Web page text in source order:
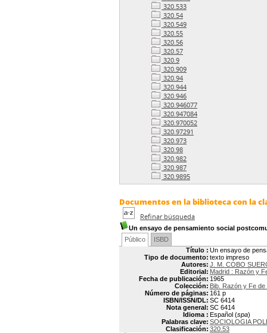
320.533
320.54
320.549
320.55
320.56
320.57
320.9
320.909
320.94
320.944
320.946
320.946077
320.947084
320.970052
320.97291
320.973
320.98
320.982
320.987
320.9895
Documentos en la biblioteca con la
Refinar búsqueda
Un ensayo de pensamiento social
Público
ISBD
Título : Un ensayo de
Tipo de documento: texto impreso
Autores: J. M. COBO
Editorial: Madrid : Razón y
Fecha de publicación: 1965
Colección: Bib. Razón y Fe
Número de páginas: 161 p
ISBN/ISSN/DL: SC 6414
Nota general: SC 6414
Idioma : Español (spa)
Palabras clave: SOCIOLOGIA
Clasificación: 320.53